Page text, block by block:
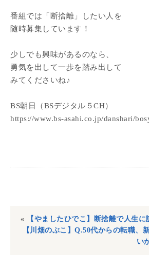
番組では「断捨離」したい人を
随時募集しています！
少しでも興味があるのなら、
勇気を出して一歩を踏み出して
みてくださいね♪
BS朝日（BSデジタル５CH）
https://www.bs-asahi.co.jp/danshari/
«
【やましたひでこ】断捨離で人生に
【川畑のぶこ】Q.50代からの転職、
い